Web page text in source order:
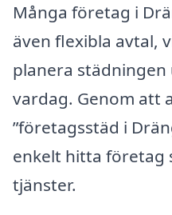
Många företag i
även flexibla avtal,
planera
vardag. Genom att
”företagsstäd i
enkelt hitta företag
tjänster.